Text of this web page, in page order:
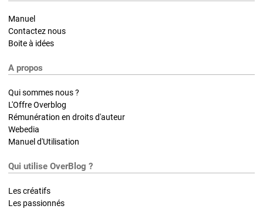
Manuel
Contactez nous
Boite à idées
A propos
Qui sommes nous ?
L'Offre Overblog
Rémunération en droits d'auteur
Webedia
Manuel d'Utilisation
Qui utilise OverBlog ?
Les créatifs
Les passionnés